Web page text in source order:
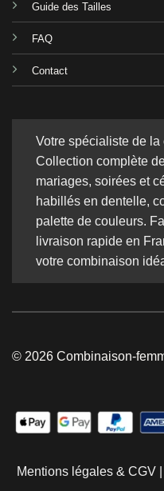
Guide des Tailles
FAQ
Contact
Votre spécialiste de la
Collection complète
mariages, soirées et
habillés en dentelle,
palette de couleurs.
livraison rapide en
votre combinaison
© 2026 Combinaison-
Mentions légales & CGV